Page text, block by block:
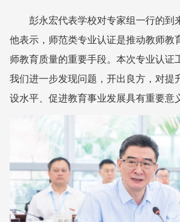
彭永宏代表学校对专家组一行的到
他表示，师范类专业认证是推动教师教
师教育质量的重要手段。本次专业认证
我们进一步发现问题，开出良方，对提
设水平、促进教育事业发展具有重要意